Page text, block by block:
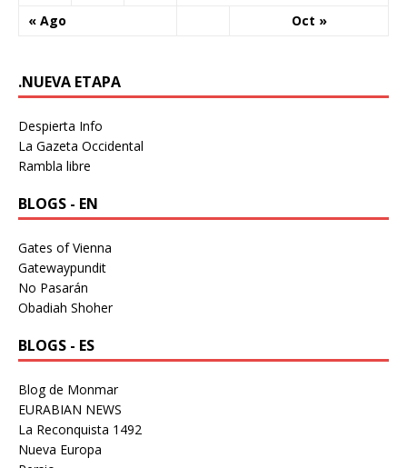
« Ago Oct »
.NUEVA ETAPA
Despierta Info
La Gazeta Occidental
Rambla libre
BLOGS - EN
Gates of Vienna
Gatewaypundit
No Pasarán
Obadiah Shoher
BLOGS - ES
Blog de Monmar
EURABIAN NEWS
La Reconquista 1492
Nueva Europa